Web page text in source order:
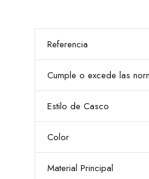
Referencia
Cumple o excede las
Estilo de Casco
Color
Material Principal